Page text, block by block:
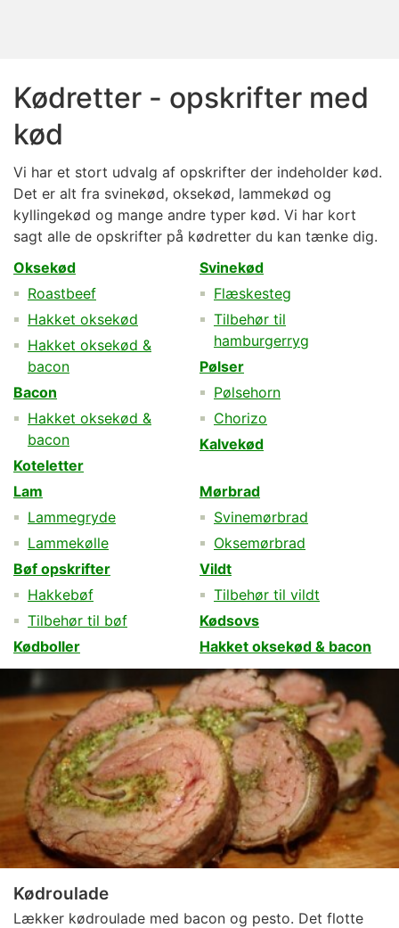
Kødretter - opskrifter med
kød
Vi har et stort udvalg af opskrifter der indeholder kød.
Det er alt fra svinekød, oksekød, lammekød og
kyllingekød og mange andre typer kød. Vi har kort
sagt alle de opskrifter på kødretter du kan tænke dig.
Oksekød
Roastbeef
Hakket oksekød
Hakket oksekød &
bacon
Bacon
Hakket oksekød &
bacon
Koteletter
Svinekød
Flæskesteg
Tilbehør til
hamburgerryg
Pølser
Pølsehorn
Chorizo
Kalvekød
Lam
Lammegryde
Lammekølle
Bøf opskrifter
Hakkebøf
Tilbehør til bøf
Kødboller
Mørbrad
Svinemørbrad
Oksemørbrad
Vildt
Tilbehør til vildt
Kødsovs
Hakket oksekød & bacon
Kødroulade
Lækker kødroulade med bacon og pesto. Det flotte